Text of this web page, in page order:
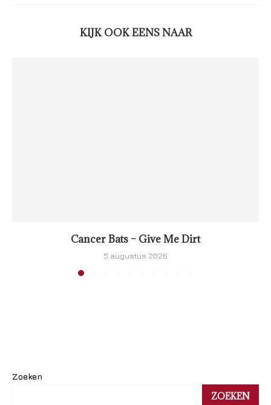
KIJK OOK EENS NAAR
Cancer Bats – Give Me Dirt
5 augustus 2026
Zoeken
ZOEKEN